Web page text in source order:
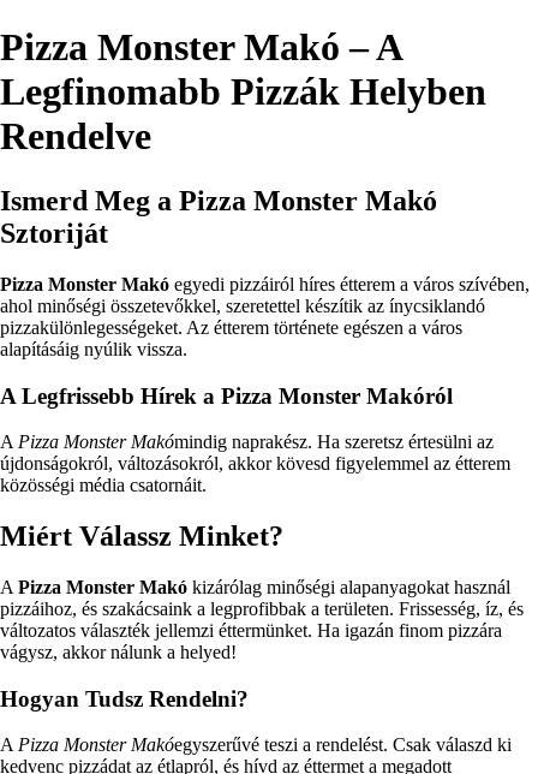
Pizza Monster Makó – A
Legfinomabb Pizzák Helyben
Rendelve
Ismerd Meg a Pizza Monster Makó
Sztoriját
Pizza Monster Makó egyedi pizzáiról híres étterem a város szívében,
ahol minőségi összetevőkkel, szeretettel készítik az ínycsiklandó
pizzakülönlegességeket. Az étterem története egészen a város
alapításáig nyúlik vissza.
A Legfrissebb Hírek a Pizza Monster Makóról
A Pizza Monster Makómindig naprakész. Ha szeretsz értesülni az
újdonságokról, változásokról, akkor kövesd figyelemmel az étterem
közösségi média csatornáit.
Miért Válassz Minket?
A Pizza Monster Makó kizárólag minőségi alapanyagokat használ
pizzáihoz, és szakácsaink a legprofibbak a területen. Frissesség, íz, és
változatos választék jellemzi éttermünket. Ha igazán finom pizzára
vágysz, akkor nálunk a helyed!
Hogyan Tudsz Rendelni?
APizza Monster Makóegyszerűvé teszi a rendelést. Csak válaszd ki
kedvenc pizzádat az étlapról, és hívd az éttermet a megadott